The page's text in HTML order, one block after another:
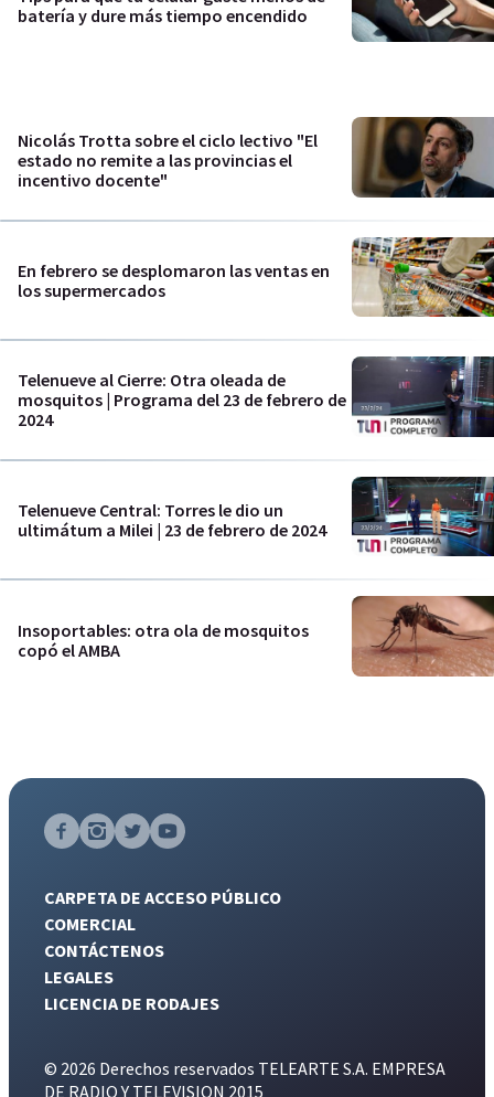
batería y dure más tiempo encendido
Nicolás Trotta sobre el ciclo lectivo "El
estado no remite a las provincias el
incentivo docente"
En febrero se desplomaron las ventas en
los supermercados
Telenueve al Cierre: Otra oleada de
mosquitos | Programa del 23 de febrero de
2024
Telenueve Central: Torres le dio un
ultimátum a Milei | 23 de febrero de 2024
Insoportables: otra ola de mosquitos
copó el AMBA
CARPETA DE ACCESO PÚBLICO
COMERCIAL
CONTÁCTENOS
LEGALES
LICENCIA DE RODAJES
© 2026 Derechos reservados TELEARTE S.A. EMPRESA
DE RADIO Y TELEVISION 2015